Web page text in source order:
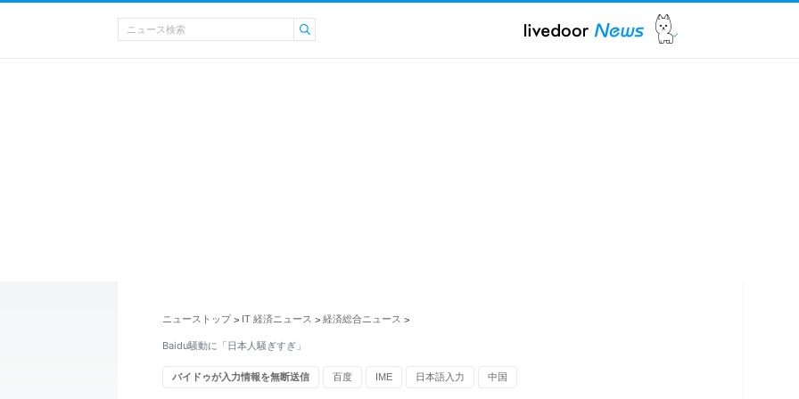
ニューストップ > IT 経済ニュース > 経済総合ニュース >
Baidu騒動に「日本人騒ぎすぎ」
バイドゥが入力情報を無断送信 百度 IME 日本語入力 中国